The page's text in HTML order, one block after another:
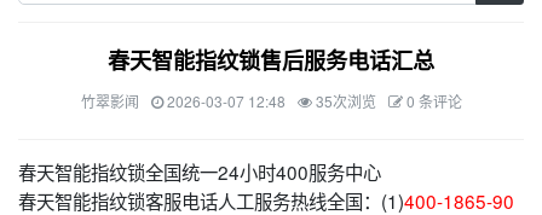
春天智能指纹锁售后服务电话汇总
竹翠影闻 2026-03-07 12:48 35次浏览 0 条评论
春天智能指纹锁全国统一24小时400服务中心
春天智能指纹锁客服电话人工服务热线全国：(1)400-1865-90